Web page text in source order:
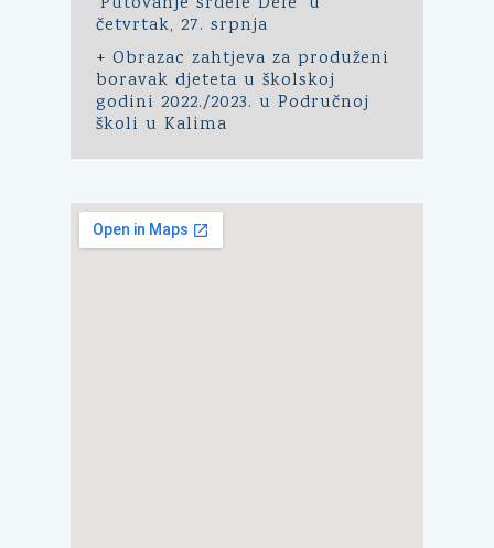
četvrtak, 27. srpnja
+ Obrazac zahtjeva za produženi
boravak djeteta u školskoj
godini 2022./2023. u Područnoj
školi u Kalima